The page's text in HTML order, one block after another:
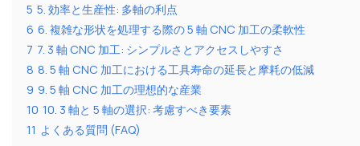
5 5. 効率と生産性: 多軸の利点
6 6. 複雑な形状を処理する際の 5 軸 CNC 加工の柔軟性
7 7. 3 軸 CNC 加工: シンプルさとアクセスしやすさ
8 8. 5 軸 CNC 加工における工具寿命の延長と摩耗の低減
9 9. 5 軸 CNC 加工の理想的な産業
10 10. 3 軸と 5 軸の選択: 考慮すべき要素
11 よくある質問 (FAQ)